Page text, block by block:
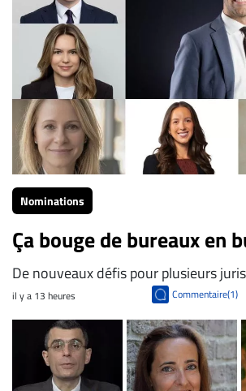
Nominations
Ça bouge de bureaux en
De nouveaux défis pour plusieurs
il y a 13 heures Commentaire(1)